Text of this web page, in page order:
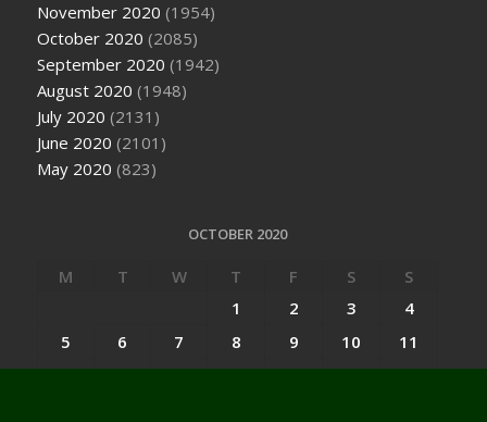
November 2020 (1954)
October 2020 (2085)
September 2020 (1942)
August 2020 (1948)
July 2020 (2131)
June 2020 (2101)
May 2020 (823)
OCTOBER 2020
M T W T F S
S
1
2 3
4
5
6 7 8 9 10
11
12
13 14 15 16 17
18